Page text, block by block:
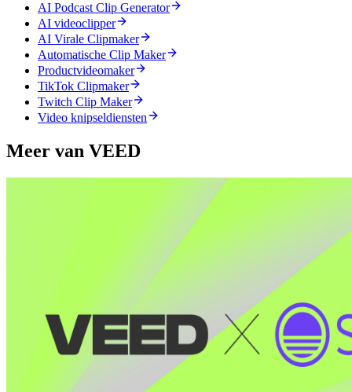
AI Podcast Clip Generator
AI videoclipper
AI Virale Clipmaker
Automatische Clip Maker
Productvideomaker
TikTok Clipmaker
Twitch Clip Maker
Video knipseldiensten
Meer van VEED